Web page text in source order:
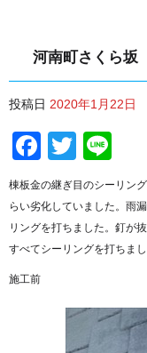
河南町さくら坂
投稿日 2020年1月22日
Twitter
棟板金の継ぎ目のシーリン
らい劣化していました。雨
リングを打ちました。釘が
すべてシーリングを打ちまし
施工前